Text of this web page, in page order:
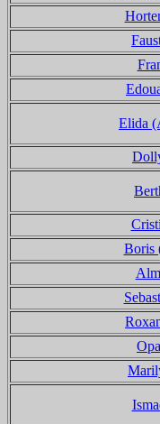
Elida
Boris